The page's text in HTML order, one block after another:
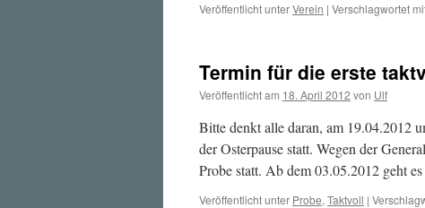
Veröffentlicht unterVerein | Verschlagwortet
Termin für die erste
Veröffentlicht am 18. April 2012 von Ulf
Bitte denkt alle daran, am 19.04.2012
der Osterpause statt. Wegen der
Probe statt. Ab dem 03.05.2012 geht
Veröffentlicht unter Probe, Taktvoll |